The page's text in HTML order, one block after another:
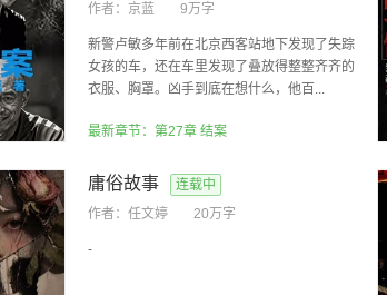
作者： 京蓝 9万字
新警卢敏多年前在北京西客站地下发现了失踪
女孩的车，还在车里发现了叠放得整整齐齐的
衣服、胸罩。凶手到底在想什么，他百...
最新章节：第27章 结案
庸俗故事
连载中
作者： 任文婷 20万字
-